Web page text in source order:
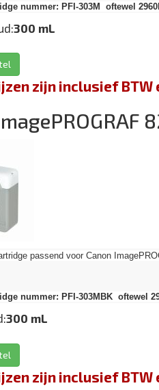
nummer: PFI-303M oftewel
300 mL
zijn inclusief
passend voor Canon
nummer: PFI-303MBK oftewel
300 mL
zijn inclusief